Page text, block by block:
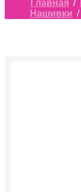
Главная /
Нашивки /